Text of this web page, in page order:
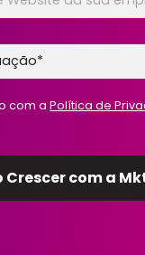
com aPolítica de